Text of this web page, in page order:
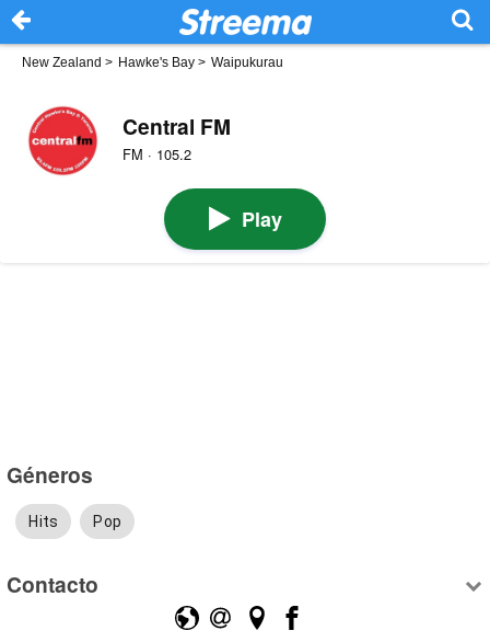
New Zealand > Hawke's Bay > Waipukurau
Central FM
FM · 105.2
Play
Géneros
Hits Pop
Contacto